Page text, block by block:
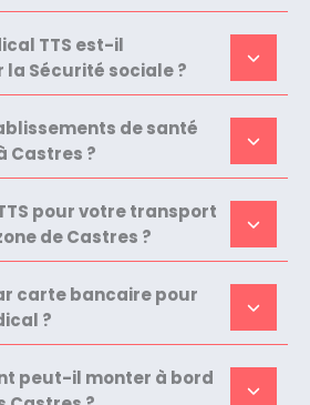
TTS est-il
Sécurité sociale ?
de santé
Castres ?
pour votre transport
de Castres ?
carte bancaire pour
?
peut-il monter à bord